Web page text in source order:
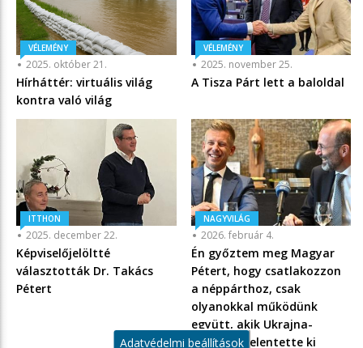
VÉLEMÉNY
2025. október 21.
Hírháttér: virtuális világ
kontra való világ
VÉLEMÉNY
2025. november 25.
A Tisza Párt lett a baloldal
ITTHON
2025. december 22.
Képviselőjelöltté
választották Dr. Takács
Pétert
NAGYVILÁG
2026. február 4.
Én győztem meg Magyar
Pétert, hogy csatlakozzon
a néppárthoz, csak
olyanokkal működünk
együtt, akik Ukrajna-
pártiak – jelentette ki
Adatvédelmi beállítások